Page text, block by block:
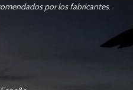
por los fabricantes.